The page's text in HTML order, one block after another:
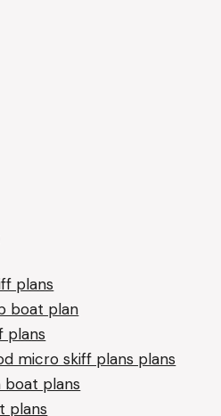
plans
boat plan
plans
micro skiff plans plans
boat plans
plans